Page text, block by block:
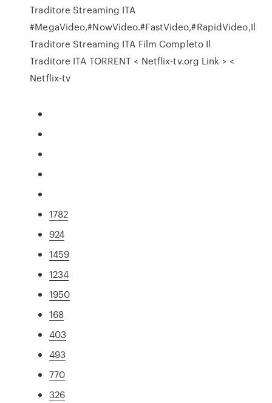
Traditore Streaming ITA
#MegaVideo,#NowVideo.#FastVideo,#RapidVideo,Il
Traditore Streaming ITA Film Completo Il
Traditore ITA TORRENT < Netflix-tv.org Link > <
Netflix-tv
1782
924
1459
1234
1950
168
403
493
770
326